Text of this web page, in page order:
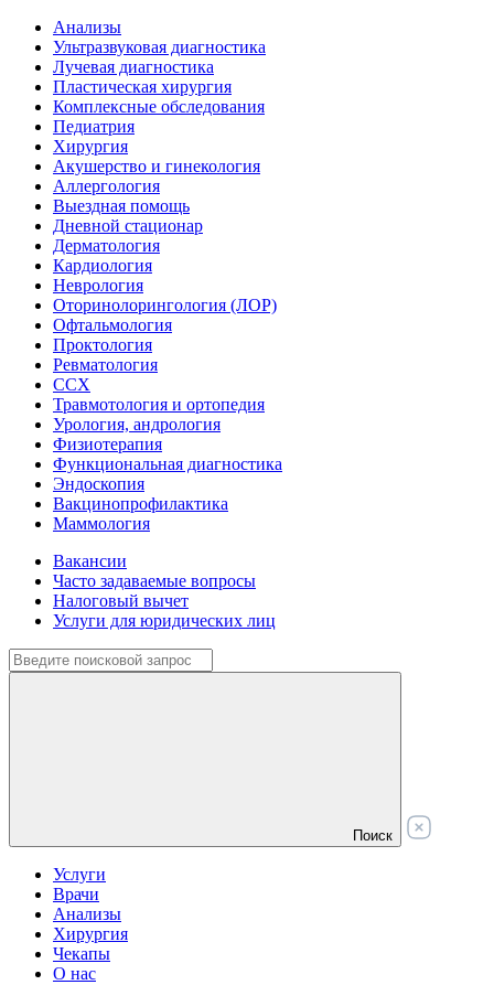
Анализы
Ультразвуковая диагностика
Лучевая диагностика
Пластическая хирургия
Комплексные обследования
Педиатрия
Хирургия
Акушерство и гинекология
Аллергология
Выездная помощь
Дневной стационар
Дерматология
Кардиология
Неврология
Оторинолорингология (ЛОР)
Офтальмология
Проктология
Ревматология
ССХ
Травмотология и ортопедия
Урология, андрология
Физиотерапия
Функциональная диагностика
Эндоскопия
Вакцинопрофилактика
Маммология
Вакансии
Часто задаваемые вопросы
Налоговый вычет
Услуги для юридических лиц
Поиск
Услуги
Врачи
Анализы
Хирургия
Чекапы
О нас